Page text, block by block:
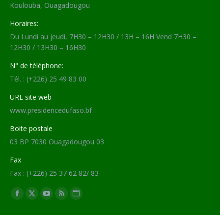
Koulouba, Ouagadougou
Horaires:
Du Lundi au jeudi, 7H30 – 12H30 / 13H – 16H Vend 7H30 –
12H30 / 13H30 – 16H30
N° de téléphone:
Tél. : (+226) 25 49 83 00
URL site web
www.presidencedufaso.bf
Boite postale
03 BP 7030 Ouagadougou 03
Fax
Fax : (+226) 25 37 62 82/ 83
Trouvez nous sur :
Facebook
X
YouTube
RSS Site